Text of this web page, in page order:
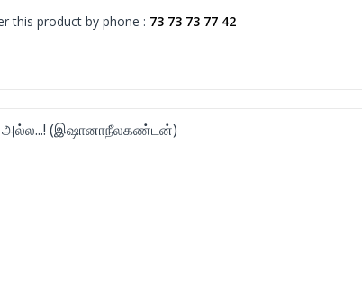
this product by phone : 73 73 73 77 42
அல்ல...! (இஷானாநீலகண்டன்)